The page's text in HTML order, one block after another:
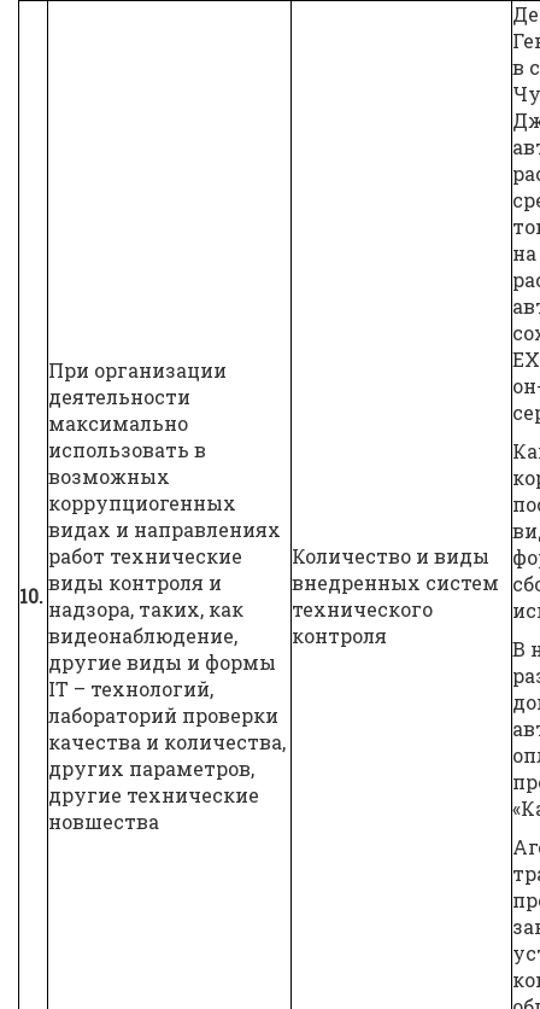
10.
При организации
деятельности
максимально
использовать в
возможных
коррупциогенных
видах и направлениях
работ технические
виды контроля и
надзора, таких, как
видеонаблюдение,
другие виды и формы
IT – технологий,
лабораторий проверки
качества и количества,
других параметров,
другие технические
новшества
Количество и виды
внедренных систем
технического
контроля
в
В